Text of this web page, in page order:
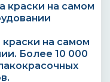
на самом
Более 10 000